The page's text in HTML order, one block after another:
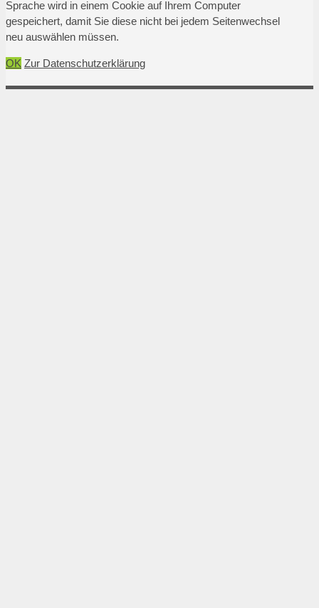
Sprache wird in einem Cookie auf Ihrem Computer
gespeichert, damit Sie diese nicht bei jedem Seitenwechsel
neu auswählen müssen.
OK Zur Datenschutzerklärung